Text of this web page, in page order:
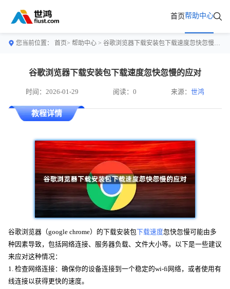
首页帮助中心
您当前位置： 首页> 帮助中心 > 谷歌浏览器下载安装包下载速度忽快忽慢的应对
谷歌浏览器下载安装包下载速度忽快忽慢的应对
时间：2026-01-29 阅读：0 来源：世鸿
教程详情
谷歌浏览器（google chrome）的下载安装包下载速度忽快忽慢可能由多
种因素导致，包括网络连接、服务器负载、文件大小等。以下是一些建议
来应对这种情况：
1. 检查网络连接：确保你的设备连接到一个稳定的wi-fi网络，或者使用有
线连接以获得更快的速度。